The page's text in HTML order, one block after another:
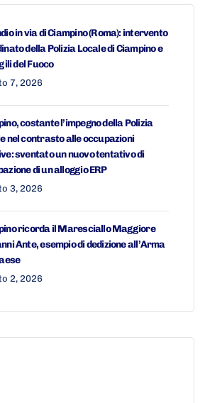
in via di Ciampino (Roma): intervento
della Polizia Locale di Ciampino e
del Fuoco
7, 2026
costante l’impegno della Polizia
nel contrasto alle occupazioni
sventato un nuovo tentativo di
di un alloggio ERP
3, 2026
ricorda il Maresciallo Maggiore
Ante, esempio di dedizione all’Arma
2, 2026